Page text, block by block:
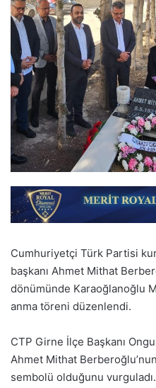
Cumhuriyetçi Türk Partisi
başkanı Ahmet Mithat
dönümünde Karaoğlanoğlu
anma töreni düzenlendi.
CTP Girne İlçe Başkanı
Ahmet Mithat
sembolü olduğunu vurguladı.